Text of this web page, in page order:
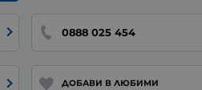
0888 025 454
ДОБАВИ В ЛЮБИМИ